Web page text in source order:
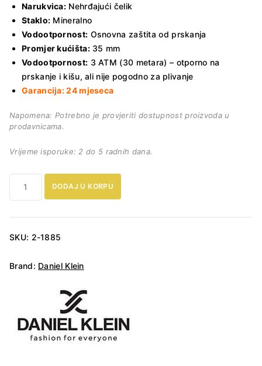
Narukvica: Nehrđajući čelik
Staklo: Mineralno
Vodootpornost: Osnovna zaštita od prskanja
Promjer kućišta:35 mm
Vodootpornost: 3 ATM (30 metara) – otporno na
prskanje i kišu, ali nije pogodno za plivanje
Garancija: 24 mjeseca
Napomena: Potrebno je provjeriti dostupnost proizvoda u
prodavnicama.
Vrijeme isporuke: 2 do 5 radnih dana.
13612-
količina
DODAJ U KORPU
SKU: 2-1885
Brand: Daniel Klein